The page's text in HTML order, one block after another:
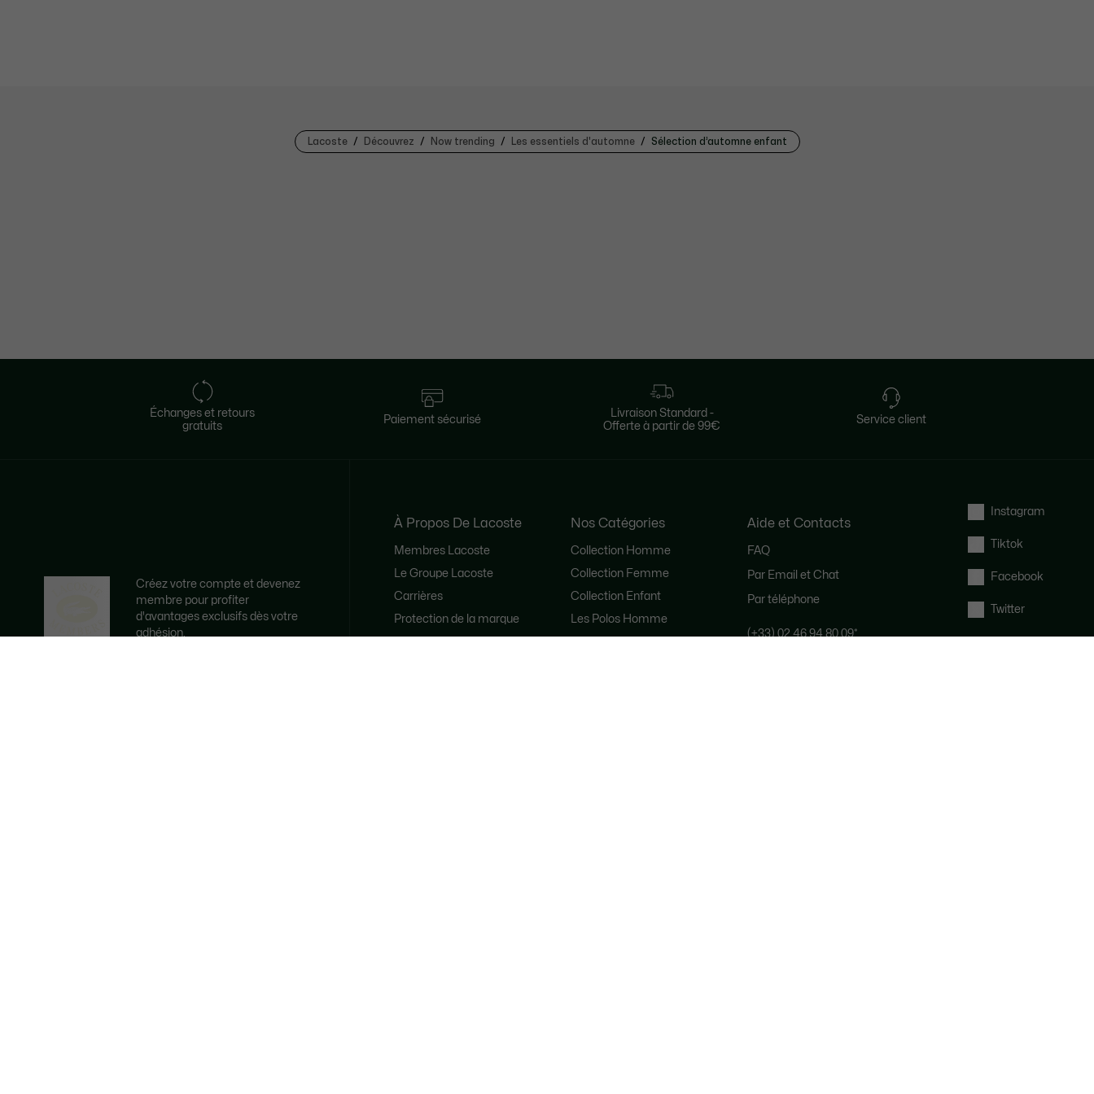
Lacoste Découvrez Now trending Les essentiels d'automne Sélection d’automne enfant
Échanges et retours
gratuits​
Paiement sécurisé
Livraison Standard -
Offerte à partir de 99€
Service client
Créez votre compte et devenez
membre pour profiter
d'avantages exclusifs dès votre
adhésion.
À Propos De Lacoste
Membres Lacoste
Le Groupe Lacoste
Carrières
Protection de la marque
Nos Catégories
Collection Homme
Collection Femme
Collection Enfant
Les Polos Homme
Aide et Contacts
FAQ
Par Email et Chat
Par téléphone
(+33) 02 46 94 80 09*
Instagram
Tiktok
Facebook
Twitter